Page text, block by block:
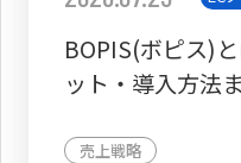
BOPIS(ボピス)
ット・導入方法
売上戦略